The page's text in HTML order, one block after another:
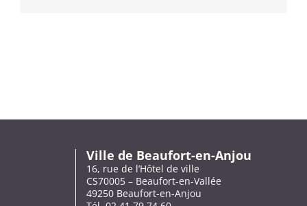
Ville de Beaufort-en-Anjou
16, rue de l’Hôtel de ville
CS70005 – Beaufort-en-Vallée
49250 Beaufort-en-Anjou